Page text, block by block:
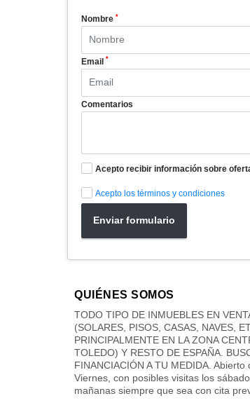
Nombre *
Email *
Comentarios
Acepto recibir información sobre
Acepto los términos y condiciones
Enviar formulario
QUIÉNES SOMOS
TODO TIPO DE INMUEBLES EN
(SOLARES, PISOS, CASAS, NAVES,
PRINCIPALMENTE EN LA ZONA
TOLEDO) Y RESTO DE ESPAÑA.
FINANCIACIÓN A TU MEDIDA. Abierto
Viernes, con posibles visitas los
mañanas siempre que sea con cita